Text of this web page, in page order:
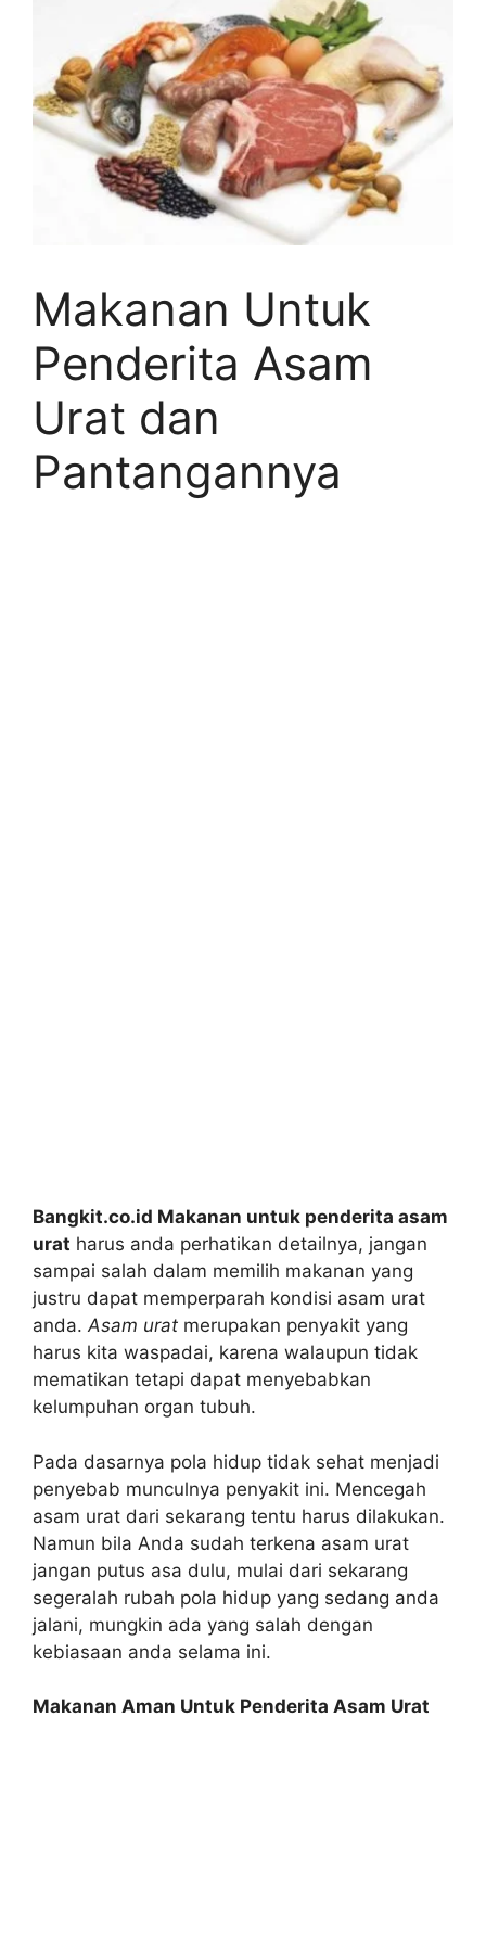
Makanan Untuk
Penderita Asam
Urat dan
Pantangannya
Bangkit.co.id Makanan untuk penderita asam
urat harus anda perhatikan detailnya, jangan
sampai salah dalam memilih makanan yang
justru dapat memperparah kondisi asam urat
anda.Asam urat merupakan penyakit yang
harus kita waspadai, karena walaupun tidak
mematikan tetapi dapat menyebabkan
kelumpuhan organ tubuh.
Pada dasarnya pola hidup tidak sehat menjadi
penyebab munculnya penyakit ini. Mencegah
asam urat dari sekarang tentu harus dilakukan.
Namun bila Anda sudah terkena asam urat
jangan putus asa dulu, mulai dari sekarang
segeralah rubah pola hidup yang sedang anda
jalani, mungkin ada yang salah dengan
kebiasaan anda selama ini.
Makanan Aman Untuk Penderita Asam Urat